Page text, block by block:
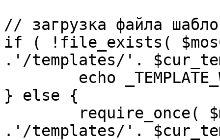
// загрузка файла
if ( !file_exists(
.'/templates/'.
} else {
.'/templates/'.